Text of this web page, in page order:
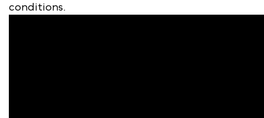
conditions.